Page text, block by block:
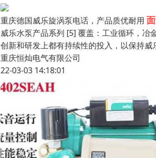
重庆德国威乐旋涡泵电话，产品质优耐用
威乐水泵产品系列 [5] 覆盖：工业循环，冶
创新和研发上都有持续性的投入，以保持
重庆恒灿电气有限公司
22-03-03 14:18:01